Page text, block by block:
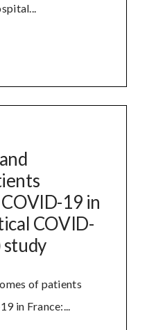
19 in
COVID-
study
of patients
in France:...